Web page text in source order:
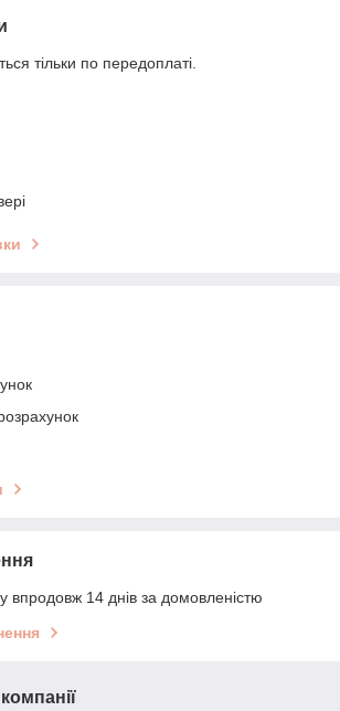
тільки по передоплаті.
впродовж 14 днів за домовленістю